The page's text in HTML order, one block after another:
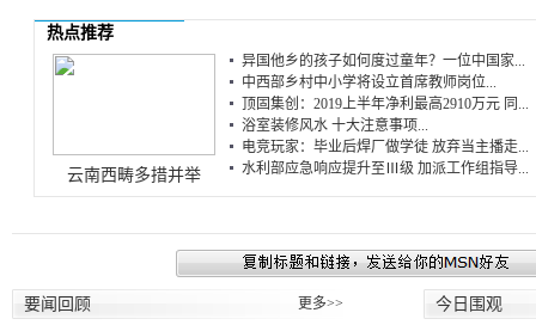
热点推荐
云南西畴多措并举
异国他乡的孩子如何度过童年？一位中国家...
中西部乡村中小学将设立首席教师岗位...
顶固集创：2019上半年净利最高2910万元 同...
浴室装修风水 十大注意事项...
电竞玩家：毕业后焊厂做学徒 放弃当主播走...
水利部应急响应提升至Ⅲ级 加派工作组指导...
要闻回顾 更多>> 今日围观